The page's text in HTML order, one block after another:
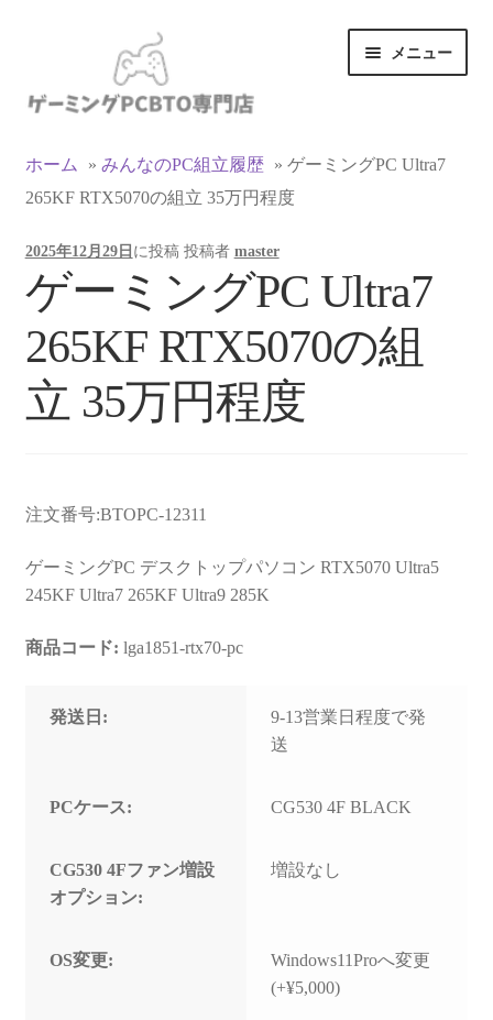
ゲ
ョ
ン
ス
キ
ッ
プ
テ
へ
ス
ッ
プ
メニュー
マイアカウント
支払い
お買い物カゴ
お買い物ガイド
ホーム » みんなのPC組立履歴 » ゲーミングPC Ultra7
265KF RTX5070の組立 35万円程度
2025年12月29日 に投稿 投稿者 master
ゲーミングPC Ultra7
265KF RTX5070の組
立 35万円程度
注文番号:BTOPC-12311
ゲーミングPC デスクトップパソコン RTX5070 Ultra5
245KF Ultra7 265KF Ultra9 285K
商品コード: lga1851-rtx70-pc
発送日:
9-13営業日程度で発
送
PCケース: CG530 4F BLACK
CG530 4Fファン増設
オプション:
増設なし
OS変更:
Windows11Proへ変更
(+¥5,000)